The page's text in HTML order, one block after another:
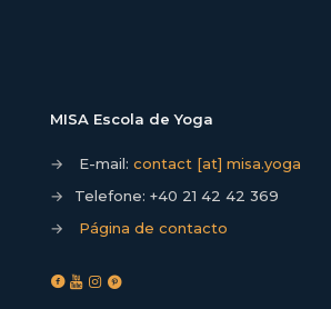
MISA Escola de Yoga
→ E-mail: contact [at] misa.yoga
→
Telefone: +40 21 42 42 369
→
Página de contacto